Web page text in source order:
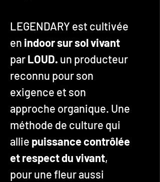
LEGENDARY est cultivée
en indoor sur sol vivant
parLOUD. un producteur
reconnu pour son
exigence et son
approche organique. Une
méthode de culture qui
allie puissance contrôlée
et respect du vivant,
pour une fleur aussi